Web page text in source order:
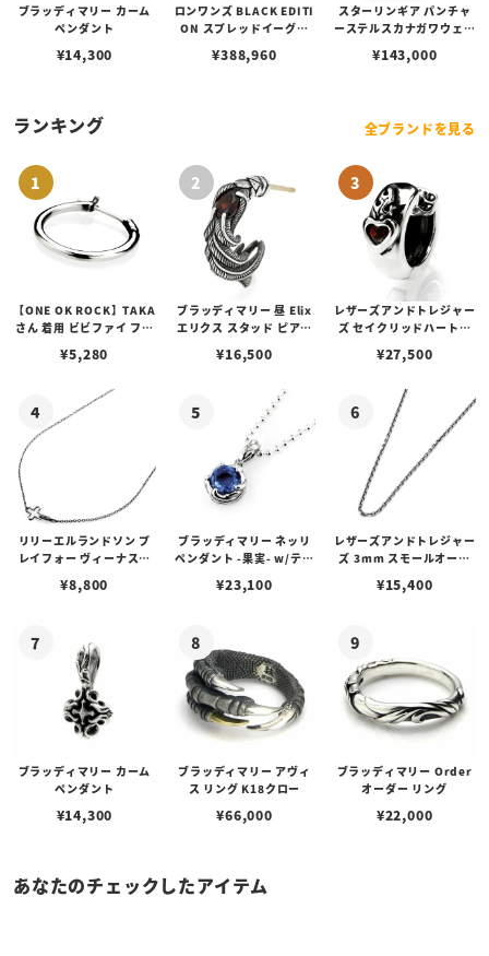
ブラッディマリー カーム
ペンダント
¥14,300
ロンワンズ BLACK EDITI
ON スプレッドイーグル
コーティング w/ K18イエ
¥388,960
スターリンギア パンチャ
ーステルスカナガワウェー
¥143,000
ランキング 全ブランドを見る
【ONE OK ROCK】TAKA
さん 着用 ビビファイ フー
¥5,280
ブラッディマリー 昼 Elix
エリクス スタッド ピアス
¥16,500
レザーズアンドトレジャー
ズ セイクリッドハートピ
¥27,500
リリーエルランドソン プ
レイフォー ヴィーナスチ
¥8,800
ブラッディマリー ネッリ
ペンダント -果実- w/ティ
¥23,100
レザーズアンドトレジャー
ズ 3mm スモールオーバ
ブスタークラスプ＆LTロ
¥15,400
ブラッディマリー カーム
ペンダント
¥14,300
ブラッディマリー アヴィ
ス リング K18クロー
¥66,000
ブラッディマリー Order
オーダー リング
¥22,000
あなたのチェックしたアイテム